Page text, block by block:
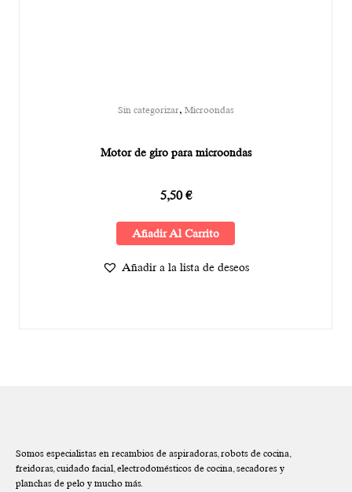
Sin categorizar, Microondas
Motor de giro para microondas
5,50€
Añadir Al Carrito
Añadir a la lista de deseos
Somos especialistas en recambios de aspiradoras, robots de cocina,
freidoras, cuidado facial, electrodomésticos de cocina, secadores y
planchas de pelo y mucho más.